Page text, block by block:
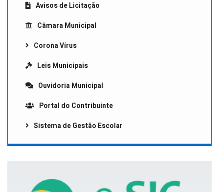
Avisos de Licitação
Câmara Municipal
Corona Vírus
Leis Municipais
Ouvidoria Municipal
Portal do Contribuinte
Sistema de Gestão Escolar